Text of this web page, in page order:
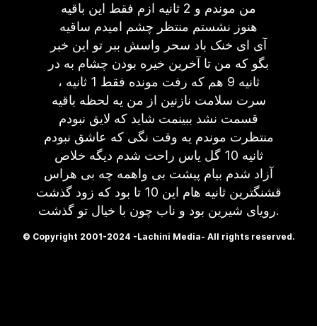
من موندم و 2 ثانیه ازم فقط این باقیه
هنوز نشستم منتظر چشم امیدم ساقیه
آی ای خنک باد سحر واسش ببر تو این خبر
بگو که من تا آخرین خیره بودن چشام به در
، ثانیه 9 هم که رفت مونده فقط 1 ثانیه
سرت سلامت نازنین از من یه لحظه باقیه
قسمت نشد ببینمت شاید که لایق نبودم
منتظرت موندم یه وقت نگی که عاشق نبودم
ثانیه 10 گل یاس راحت شدم دیگه خلاص
آزاد شدم بیام پیشت بی واهمه چه بی هراس
قشنگترین ثانیه هام این 10 تا بود که زود گذشت
رویای شیرین بود و ناب چون با خیال تو گذشت.
© Copyright 2001-2024 -Lachini Media- All rights reserved.